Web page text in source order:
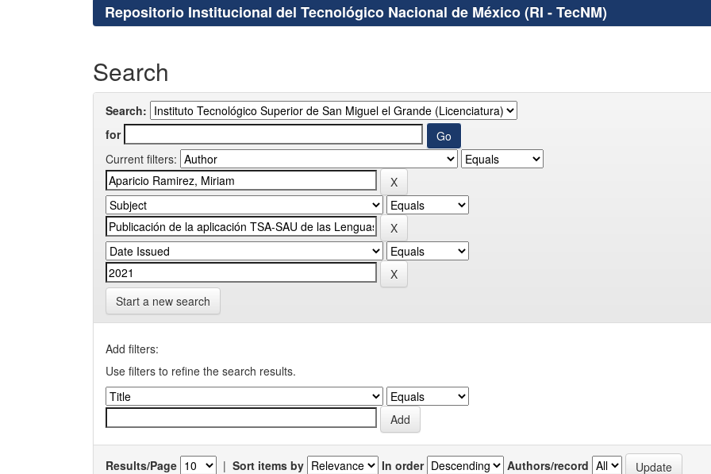
Repositorio Institucional del Tecnológico Nacional de México (RI - TecNM)
Search
Search:
for
Current filters:
Start a new search
Add filters:
Use filters to refine the search results.
Results/Page | Sort items by In order Authors/record